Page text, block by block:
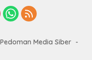
Pedoman Media Siber